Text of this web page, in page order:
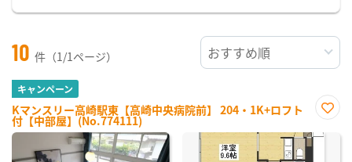
10 件（1/1ページ）
キャンペーン
Kマンスリー高崎駅東【高崎中央病院前】 204・1K+ロフト
付【中部屋】(No.774111)
に入